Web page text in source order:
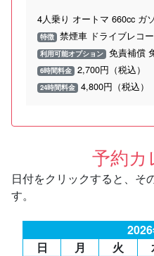
4人乗り オートマ 660cc ガ
特徴 禁煙車 ドライブレコ
利用可能オプション 免責補償
6時間料金 2,700円（税込）
24時間料金 4,800円（税込）
予約カ
日付をクリックすると、そ
す。
日
月 火